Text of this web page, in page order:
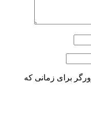
برای زمانی که